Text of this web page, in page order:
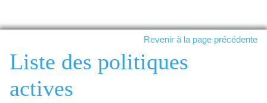
Revenir à la page précédente
Liste des politiques
actives